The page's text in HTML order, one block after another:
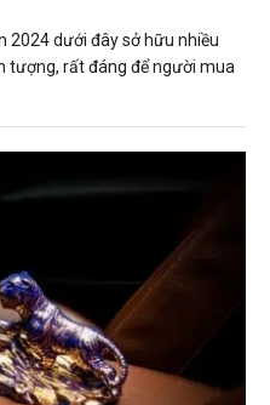
2024 dưới đây sở hữu nhiều
tượng, rất đáng để người mua